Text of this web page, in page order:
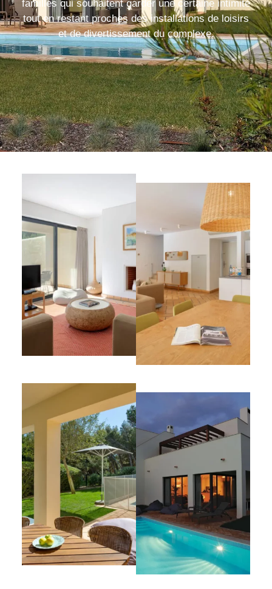
familles qui souhaitent garder une certaine intimité
tout en restant proches des installations de loisirs
et de divertissement du complexe.